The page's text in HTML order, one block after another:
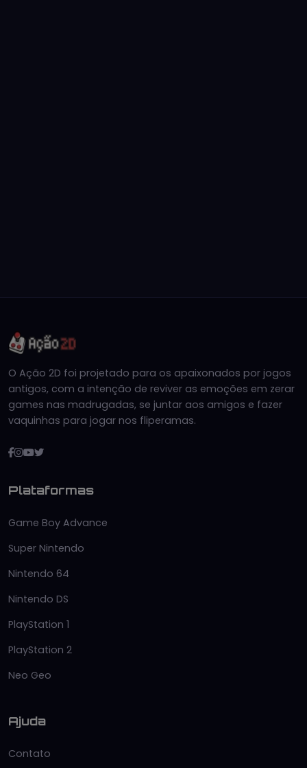
O Ação 2D foi projetado para os apaixonados por jogos
antigos, com a intenção de reviver as emoções em zerar
games nas madrugadas, se juntar aos amigos e fazer
vaquinhas para jogar nos fliperamas.
Plataformas
Game Boy Advance
Super Nintendo
Nintendo 64
Nintendo DS
PlayStation 1
PlayStation 2
Neo Geo
Ajuda
Contato